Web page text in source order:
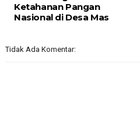
Ketahanan Pangan
Nasional di Desa Mas
Tidak Ada Komentar: